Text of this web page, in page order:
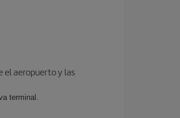
el aeropuerto y las
terminal.